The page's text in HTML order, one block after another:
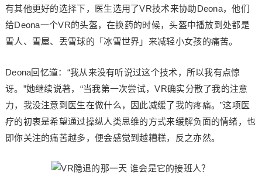
有其他更好的选择下，医生选用了VR技术来协助Deona，他们
给Deona一个VR的头盔，在换药的时候，头盔中播放到处都是
雪人、雪屋、丢雪球的「冰雪世界」来减轻小女孩的痛苦。
Deona回忆道：“我从来没有听说过这个技术，所以我有点惊
讶。”她继续说著，“当我第一次尝试，VR确实分散了我的注意
力，我没注意到医生在做什么，因此减缓了我的疼痛。”这项医
疗的初衷是希望通过操纵人类思维的方式来缓解负面的情绪，也
即你关注的痛苦越多，便会感觉到越糟糕，反之亦然。